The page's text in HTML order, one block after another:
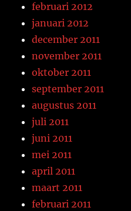
februari 2012
januari 2012
december 2011
november 2011
oktober 2011
september 2011
augustus 2011
juli 2011
juni 2011
mei 2011
april 2011
maart 2011
februari 2011